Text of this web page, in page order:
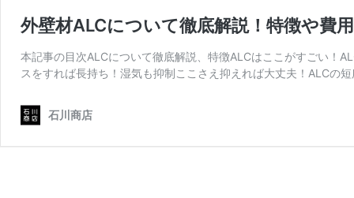
外壁材ALCについて徹底解説！特徴や費
本記事の目次ALCについて徹底解説、特徴ALCはここがすごい！
スをすれば長持ち！湿気も抑制ここさえ抑えれば大丈夫！ALCの
石川商店